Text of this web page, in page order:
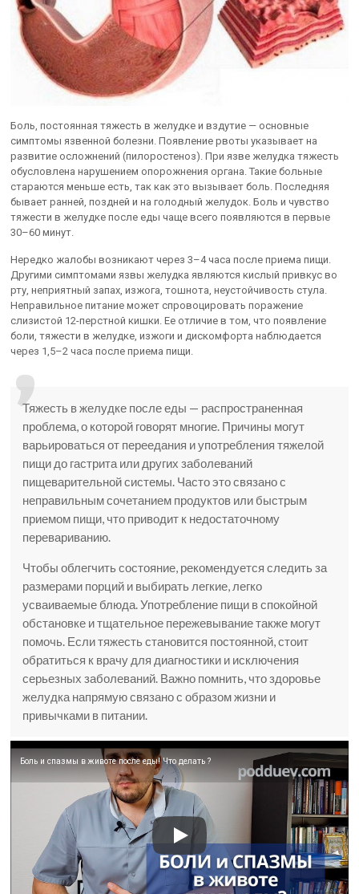
Боль, постоянная тяжесть в желудке и вздутие — основные
симптомы язвенной болезни. Появление рвоты указывает на
развитие осложнений (пилоростеноз). При язве желудка тяжесть
обусловлена нарушением опорожнения органа. Такие больные
стараются меньше есть, так как это вызывает боль. Последняя
бывает ранней, поздней и на голодный желудок. Боль и чувство
тяжести в желудке после еды чаще всего появляются в первые
30–60 минут.
Нередко жалобы возникают через 3–4 часа после приема пищи.
Другими симптомами язвы желудка являются кислый привкус во
рту, неприятный запах, изжога, тошнота, неустойчивость стула.
Неправильное питание может спровоцировать поражение
слизистой 12-перстной кишки. Ее отличие в том, что появление
боли, тяжести в желудке, изжоги и дискомфорта наблюдается
через 1,5–2 часа после приема пищи.
Тяжесть в желудке после еды — распространенная
проблема, о которой говорят многие. Причины могут
варьироваться от переедания и употребления тяжелой
пищи до гастрита или других заболеваний
пищеварительной системы. Часто это связано с
неправильным сочетанием продуктов или быстрым
приемом пищи, что приводит к недостаточному
перевариванию.
Чтобы облегчить состояние, рекомендуется следить за
размерами порций и выбирать легкие, легко
усваиваемые блюда. Употребление пищи в спокойной
обстановке и тщательное пережевывание также могут
помочь. Если тяжесть становится постоянной, стоит
обратиться к врачу для диагностики и исключения
серьезных заболеваний. Важно помнить, что здоровье
желудка напрямую связано с образом жизни и
привычками в питании.
Боль и спазмы в животе после еды! Что делать ?